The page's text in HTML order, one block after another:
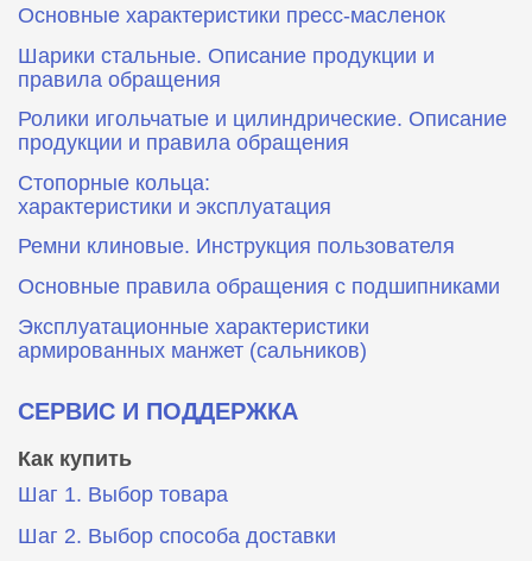
Основные характеристики пресс‑масленок
Шарики стальные. Описание продукции и
правила обращения
Ролики игольчатые и цилиндрические. Описание
продукции и правила обращения
Стопорные кольца:
характеристики и эксплуатация
Ремни клиновые. Инструкция пользователя
Основные правила обращения с подшипниками
Эксплуатационные характеристики
армированных манжет (сальников)
СЕРВИС И ПОДДЕРЖКА
Как купить
Шаг 1. Выбор товара
Шаг 2. Выбор способа доставки